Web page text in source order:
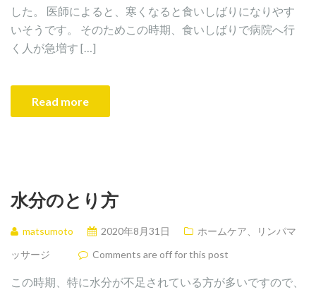
した。 医師によると、寒くなると食いしばりになりやす
いそうです。 そのためこの時期、食いしばりで病院へ行
く人が急増す […]
Read more
水分のとり方
matsumoto 2020年8月31日
ホームケア、リンパマ
ッサージ
Comments are off for this post
この時期、特に水分が不足されている方が多いですので、